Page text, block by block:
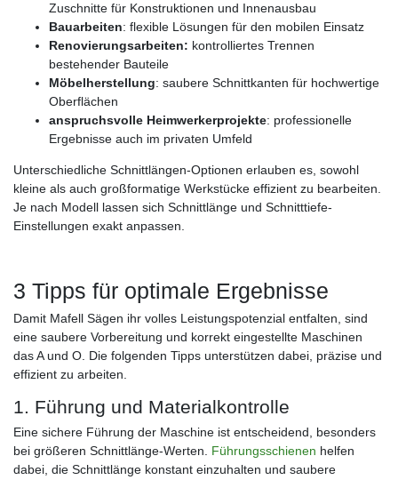
Zuschnitte für Konstruktionen und Innenausbau
Bauarbeiten: flexible Lösungen für den mobilen Einsatz
Renovierungsarbeiten: kontrolliertes Trennen
bestehender Bauteile
Möbelherstellung: saubere Schnittkanten für hochwertige
Oberflächen
anspruchsvolle Heimwerkerprojekte: professionelle
Ergebnisse auch im privaten Umfeld
Unterschiedliche Schnittlängen-Optionen erlauben es, sowohl
kleine als auch großformatige Werkstücke effizient zu bearbeiten.
Je nach Modell lassen sich Schnittlänge und Schnitttiefe-
Einstellungen exakt anpassen.
3 Tipps für optimale Ergebnisse
Damit Mafell Sägen ihr volles Leistungspotenzial entfalten, sind
eine saubere Vorbereitung und korrekt eingestellte Maschinen
das A und O. Die folgenden Tipps unterstützen dabei, präzise und
effizient zu arbeiten.
1. Führung und Materialkontrolle
Eine sichere Führung der Maschine ist entscheidend, besonders
bei größeren Schnittlänge-Werten. Führungsschienen helfen
dabei, die Schnittlänge konstant einzuhalten und saubere